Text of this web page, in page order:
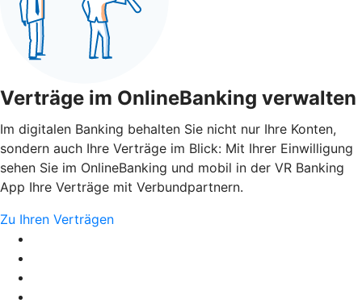
Verträge im OnlineBanking verwalten
Im digitalen Banking behalten Sie nicht nur Ihre Konten,
sondern auch Ihre Verträge im Blick: Mit Ihrer Einwilligung
sehen Sie im OnlineBanking und mobil in der VR Banking
App Ihre Verträge mit Verbundpartnern.
Zu Ihren Verträgen